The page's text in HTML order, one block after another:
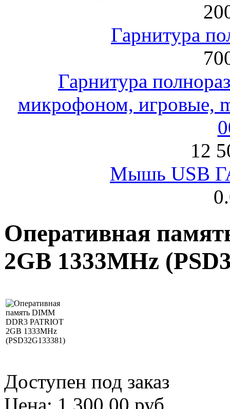
Гарнитура
Гарнитура
микрофоном, игровые,
12
Мышь USB
Оперативная
2GB 1333MHz
Доступен под заказ
Цена: 1 300.00 руб.